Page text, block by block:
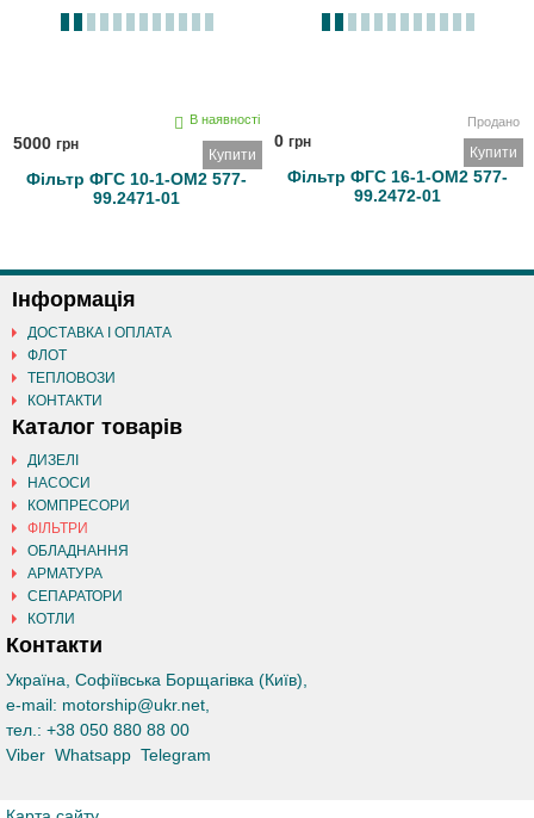
В наявності
5000 грн
Купити
Фільтр ФГС 10-1-ОМ2 577-
99.2471-01
Продано
0 грн
Купити
Фільтр ФГС 16-1-ОМ2 577-
99.2472-01
Інформація
ДОСТАВКА І ОПЛАТА
ФЛОТ
ТЕПЛОВОЗИ
КОНТАКТИ
Каталог товарів
ДИЗЕЛІ
НАСОСИ
КОМПРЕСОРИ
ФІЛЬТРИ
ОБЛАДНАННЯ
АРМАТУРА
СЕПАРАТОРИ
КОТЛИ
Контакти
Україна, Софіївська Борщагівка (Київ)
e-mail: motorship@ukr.net
тел.: +38 050 880 88 00
Viber Whatsapp Telegram